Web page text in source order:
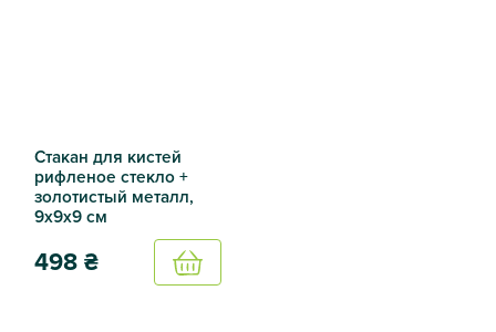
Стакан для кистей
рифленое стекло +
золотистый металл,
9х9х9 см
498₴
Купить